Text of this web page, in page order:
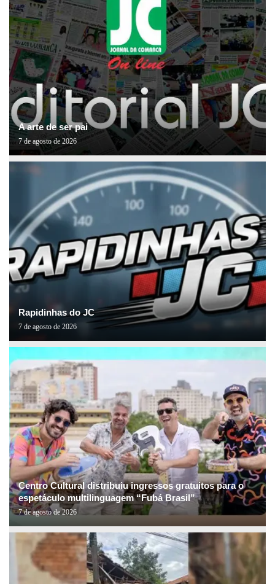
A arte de ser pai
7 de agosto de 2026
Rapidinhas do JC
7 de agosto de 2026
Centro Cultural distribuiu ingressos gratuitos para o
espetáculo multilinguagem “Fubá Brasil”
7 de agosto de 2026